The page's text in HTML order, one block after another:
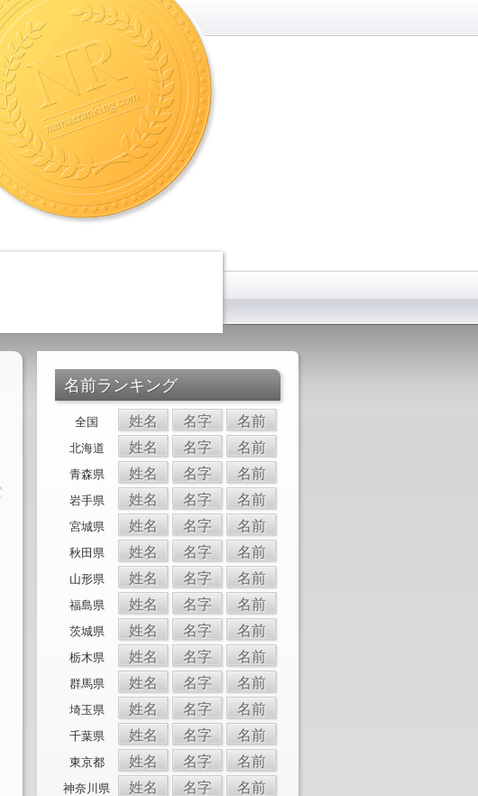
名前ランキング
全国 姓名 名字 名前
北海道 姓名 名字 名前
青森県 姓名 名字 名前
岩手県 姓名 名字 名前
宮城県 姓名 名字 名前
秋田県 姓名 名字 名前
山形県 姓名 名字 名前
福島県 姓名 名字 名前
茨城県 姓名 名字 名前
栃木県 姓名 名字 名前
群馬県 姓名 名字 名前
埼玉県 姓名 名字 名前
千葉県 姓名 名字 名前
東京都 姓名 名字 名前
神奈川県 姓名 名字 名前